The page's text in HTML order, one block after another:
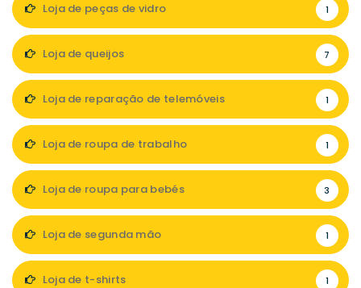
Loja de peças de vidro 1
Loja de queijos 7
Loja de reparação de telemóveis 1
Loja de roupa de trabalho 1
Loja de roupa para bebés 3
Loja de segunda mão 1
Loja de t-shirts 1